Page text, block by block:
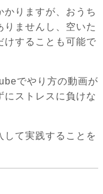
かりますが、おうち
りませんし、空いた
けすることも可能で
でやり方の動画が
にストレスに負けな
て実践することを